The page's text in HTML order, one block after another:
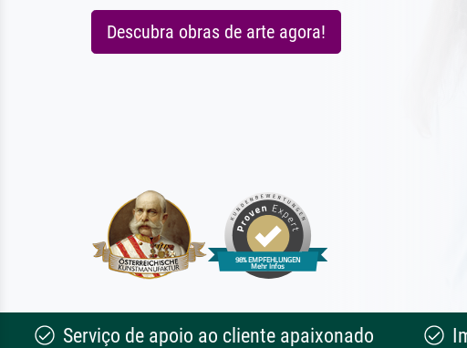
Descubra obras de arte agora!
Serviço de apoio ao cliente apaixonado